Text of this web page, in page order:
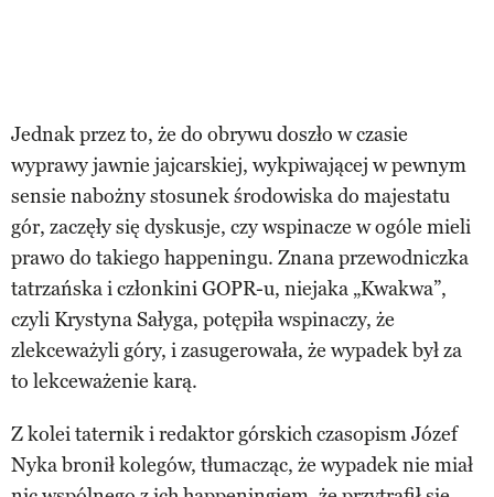
Jednak przez to, że do obrywu doszło w czasie
wyprawy jawnie jajcarskiej, wykpiwającej w pewnym
sensie nabożny stosunek środowiska do majestatu
gór, zaczęły się dyskusje, czy wspinacze w ogóle mieli
prawo do takiego happeningu. Znana przewodniczka
tatrzańska i członkini GOPR-u, niejaka „Kwakwa”,
czyli Krystyna Sałyga, potępiła wspinaczy, że
zlekceważyli góry, i zasugerowała, że wypadek był za
to lekceważenie karą.
Z kolei taternik i redaktor górskich czasopism Józef
Nyka bronił kolegów, tłumacząc, że wypadek nie miał